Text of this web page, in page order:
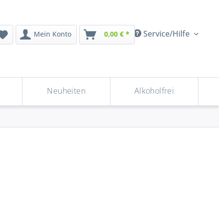
Service/Hilfe
Mein Konto 0,00 € *
Neuheiten Alkoholfrei